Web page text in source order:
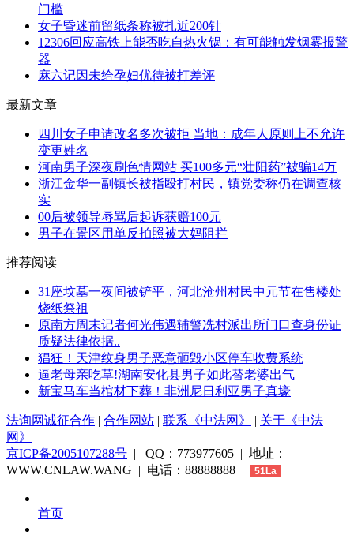
门槛
女子昏迷前留纸条称被扎近200针
12306回应高铁上能否吃自热火锅：有可能触发烟雾报警
器
麻六记因未给孕妇优待被打差评
最新文章
四川女子申请改名多次被拒 当地：成年人原则上不允许
变更姓名
河南男子深夜刷色情网站 买100多元“壮阳药”被骗14万
浙江金华一副镇长被指殴打村民，镇党委称仍在调查核
实
00后被领导辱骂后起诉获赔100元
男子在景区用单反拍照被大妈阻拦
推荐阅读
31座坟墓一夜间被铲平，河北沧州村民中元节在售楼处
烧纸祭祖
原南方周末记者何光伟遇辅警冼村派出所门口查身份证
质疑法律依据..
猖狂！天津纹身男子恶意砸毁小区停车收费系统
逼老母亲吃草!湖南安化县男子如此替老婆出气
新宝马车当棺材下葬！非洲尼日利亚男子真壕
法询网诚征合作 | 合作网站 | 联系《中法网》 | 关于《中法
网》
京ICP备2005107288号 | QQ：773977605 | 地址：
WWW.CNLAW.WANG | 电话：88888888 |
51La
首页